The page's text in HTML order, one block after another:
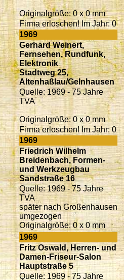
Originalgröße: 0 x 0 mm
Firma erloschen! Im Jahr: 0
1969
Gerhard Weinert,
Fernsehen, Rundfunk,
Elektronik
Stadtweg 25,
Altenhaßlau/Gelnhausen
Quelle: 1969 - 75 Jahre
TVA
Originalgröße: 0 x 0 mm
Firma erloschen! Im Jahr: 0
1969
Friedrich Wilhelm
Breidenbach, Formen-
und Werkzeugbau
Sandstraße 16
Quelle: 1969 - 75 Jahre
TVA
später nach Großenhausen
umgezogen
Originalgröße: 0 x 0 mm
1969
Fritz Oswald, Herren- und
Damen-Friseur-Salon
Hauptstraße 5
Quelle: 1969 - 75 Jahre